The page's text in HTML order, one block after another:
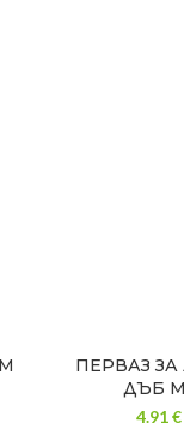
ПЕРВАЗ ЗА
ДЪБ
4.91 €